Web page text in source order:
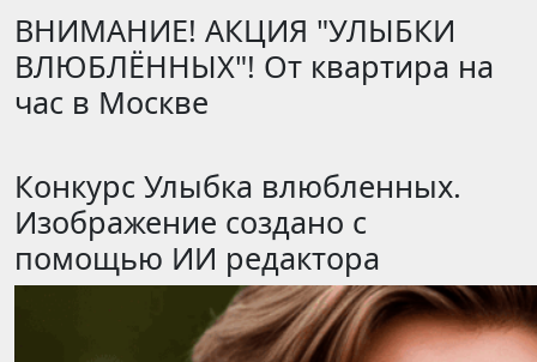
ВНИМАНИЕ! АКЦИЯ "УЛЫБКИ
ВЛЮБЛЁННЫХ"! От квартира на
час в Москве
Конкурс Улыбка влюбленных.
Изображение создано с
помощью ИИ редактора